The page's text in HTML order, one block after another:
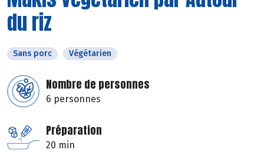
du riz
Sans porc Végétarien
Nombre de personnes
6 personnes
Préparation
20 min